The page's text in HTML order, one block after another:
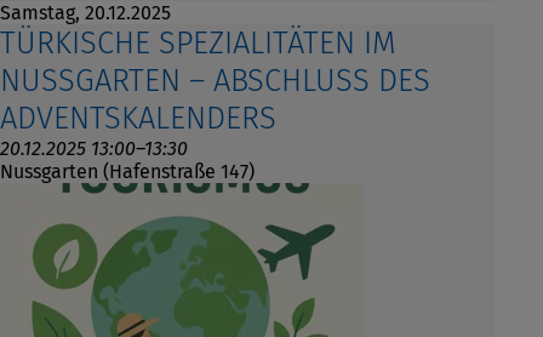
Samstag, 20.12.2025
TÜRKISCHE SPEZIALITÄTEN IM
NUSSGARTEN – ABSCHLUSS DES
ADVENTSKALENDERS
20.12.2025 13:00–13:30
Nussgarten (Hafenstraße 147)